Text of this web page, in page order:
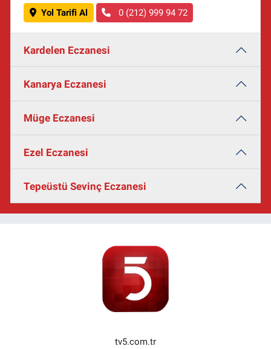
Yol Tarifi Al 0 (212) 999 94 72
Kardelen Eczanesi
Kanarya Eczanesi
Müge Eczanesi
Ezel Eczanesi
Tepeüstü Sevinç Eczanesi
tv5.com.tr